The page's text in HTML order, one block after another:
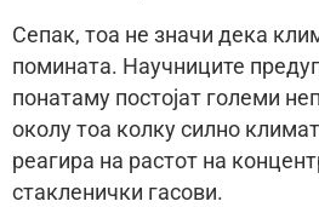
Сепак, тоа не значи дека
помината. Научниците
понатаму постојат големи
околу тоа колку силно
реагира на растот на
стакленички гасови.